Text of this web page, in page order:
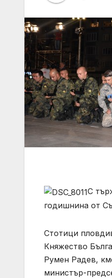
С
годишнина от
Стотици
Княжество
Румен Радев,
министър-